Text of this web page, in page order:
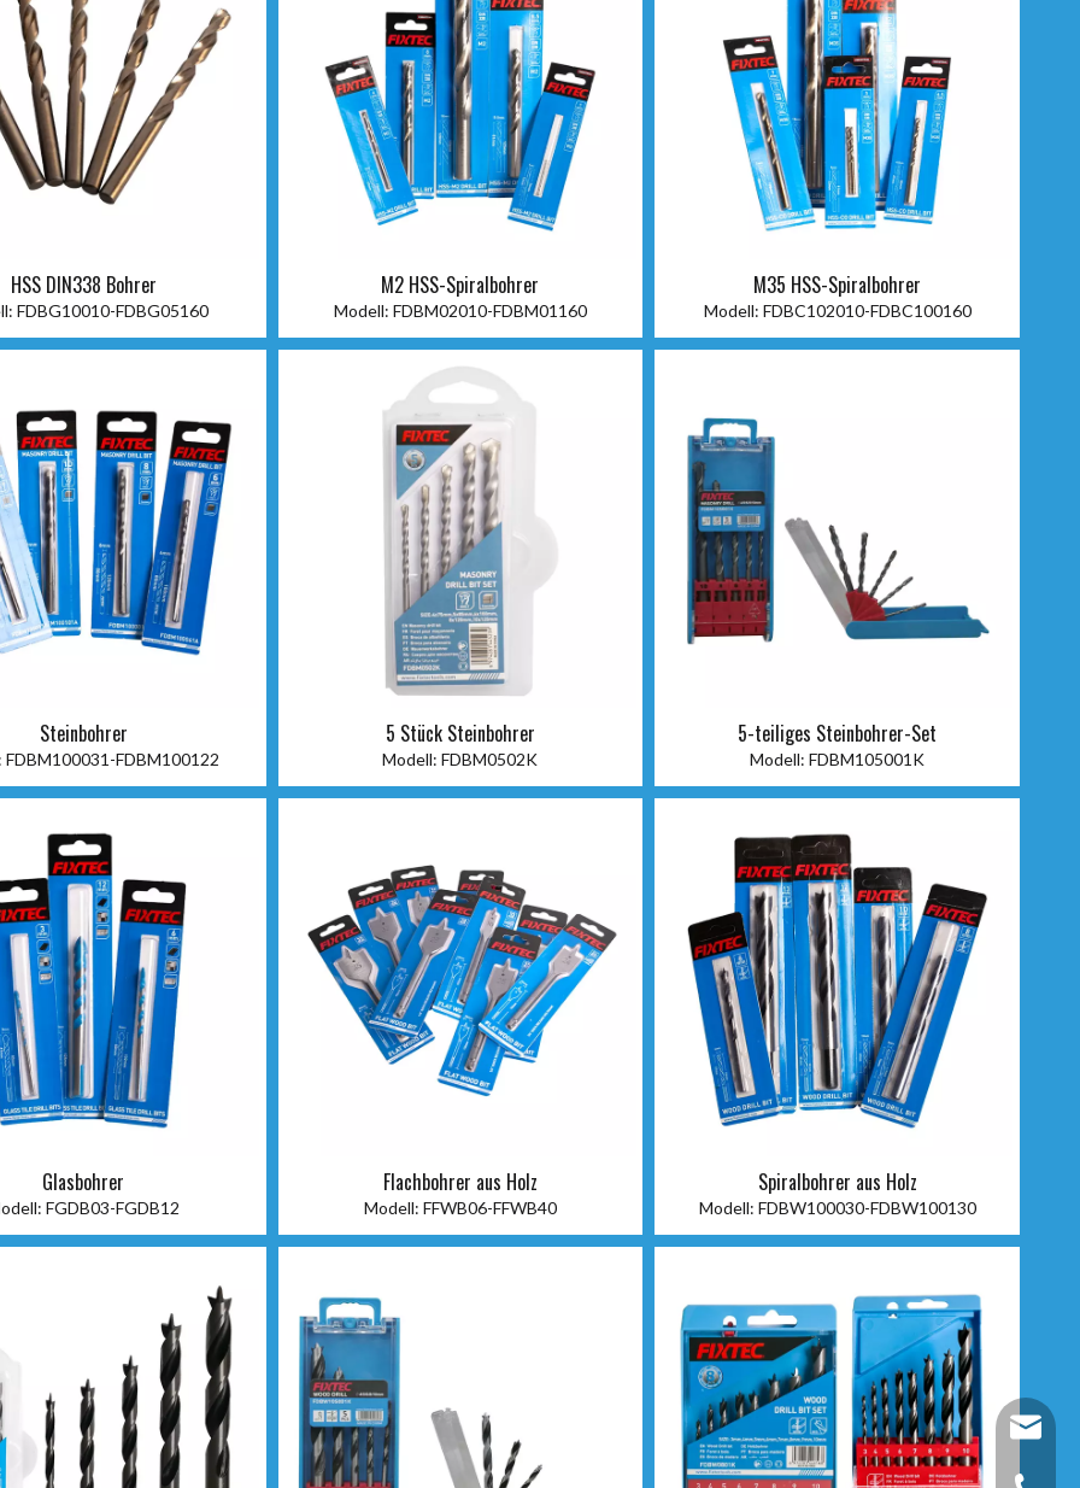
HSS DIN338 Bohrer
FDBG10010-FDBG05160
M2 HSS-Spiralbohrer
Modell: FDBM02010-FDBM01160
M35 HSS-Spiralbohrer
Modell: FDBC102010-FDBC100160
Steinbohrer
FDBM100031-FDBM100122
5 Stück Steinbohrer
Modell: FDBM0502K
5-teiliges Steinbohrer-Set
Modell: FDBM105001K
Glasbohrer
FGDB03-FGDB12
Flachbohrer aus Holz
Modell: FFWB06-FFWB40
Spiralbohrer aus Holz
Modell: FDBW100030-FDBW100130